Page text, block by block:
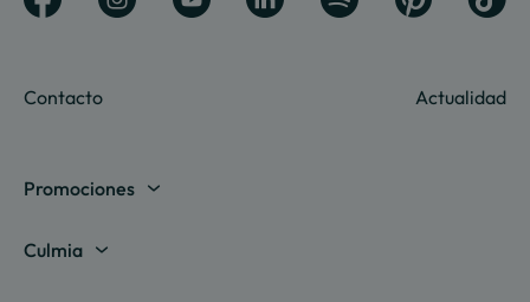
Contacto Actualidad
Promociones
Madrid
Culmia